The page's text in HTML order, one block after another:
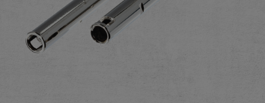
射撃訓練シリーズ
グローバル販売